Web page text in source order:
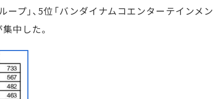
ープ」、5位「バンダイナムコエンターテインメン
中した。